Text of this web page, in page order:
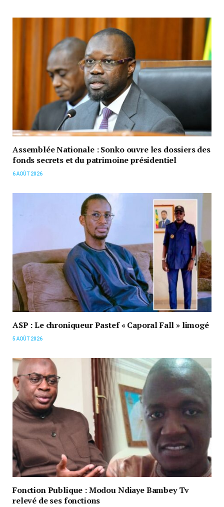
Assemblée Nationale : Sonko ouvre les dossiers des
fonds secrets et du patrimoine présidentiel
6 AOÛT 2026
ASP : Le chroniqueur Pastef « Caporal Fall » limogé
5 AOÛT 2026
Fonction Publique : Modou Ndiaye Bambey Tv
relevé de ses fonctions